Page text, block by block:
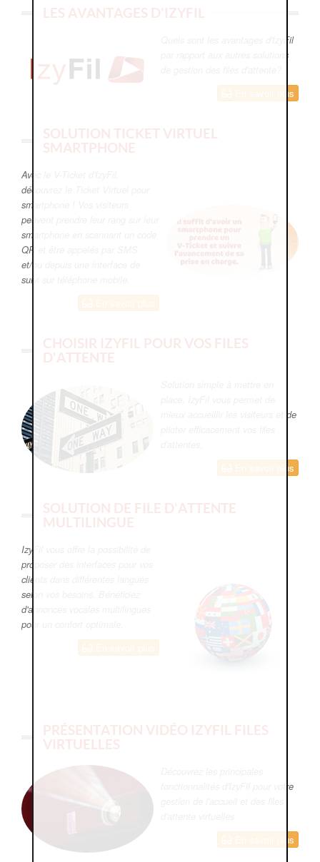
LES AVANTAGES D'IZYFIL
Quels sont les avantages d'IzyFil
par rapport aux autres solutions
En savoir plus
SOLUTION TICKET VIRTUEL
SMARTPHONE
Avec le V-Ticket d'IzyFil,
découvrez le Ticket Virtuel pour
smartphone ! Vos visiteurs
peuvent prendre leur rang sur leur
smartphone en scannant un code
QR et être appelés par SMS
et/ou depuis une interface de
suivi sur téléphone mobile.
CHOISIR IZYFIL POUR VOS FILES
D'ATTENTE
mieux accueillir les visiteurs et de
En savoir plus
SOLUTION DE FILE D'ATTENTE
MULTILINGUE
IzyFil vous offre la possibilité de
proposer des interfaces pour vos
clients dans différentes langues
selon vos besoins. Bénéficiez
d'annonces vocales multilingues
pour un confort optimale.
PRÉSENTATION VIDÉO IZYFIL FILES
VIRTUELLES
fonctionnalités d'IzyFil pour votre
En savoir plus